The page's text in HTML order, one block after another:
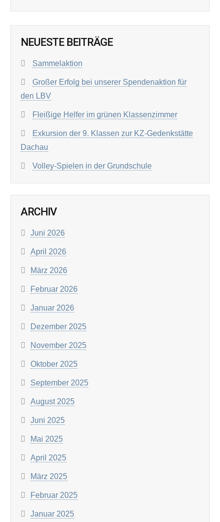
NEUESTE BEITRÄGE
Sammelaktion
Großer Erfolg bei unserer Spendenaktion für
den LBV
Fleißige Helfer im grünen Klassenzimmer
Exkursion der 9. Klassen zur KZ-Gedenkstätte
Dachau
Volley-Spielen in der Grundschule
ARCHIV
Juni 2026
April 2026
März 2026
Februar 2026
Januar 2026
Dezember 2025
November 2025
Oktober 2025
September 2025
August 2025
Juni 2025
Mai 2025
April 2025
März 2025
Februar 2025
Januar 2025